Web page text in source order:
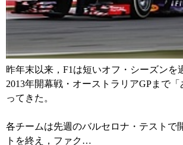
昨年末以来，F1は短いオフ・シーズンを
2013年開幕戦・オーストラリアGPまで「
ってきた。
各チームは先週のバルセロナ・テストで
トを終え，ファク…